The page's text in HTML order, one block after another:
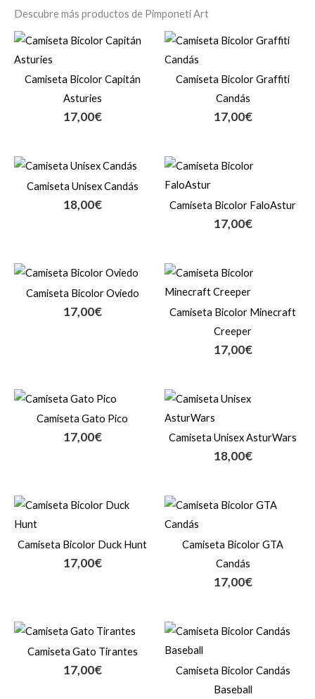
Descubre más productos de Pimponeti Art
Camiseta Bicolor Capitán
Asturies
17,00€
Camiseta Bicolor Graffiti
Candás
17,00€
Camiseta Unisex Candás
18,00€ Camiseta Bicolor FaloAstur
17,00€
Camiseta Bicolor Oviedo
17,00€
Camiseta Bicolor Minecraft
Creeper
17,00€
Camiseta Gato Pico
17,00€ Camiseta Unisex AsturWars
18,00€
Camiseta Bicolor Duck Hunt
17,00€
Camiseta Bicolor GTA
Candás
17,00€
Camiseta Gato Tirantes
17,00€
Camiseta Bicolor Candás
Baseball